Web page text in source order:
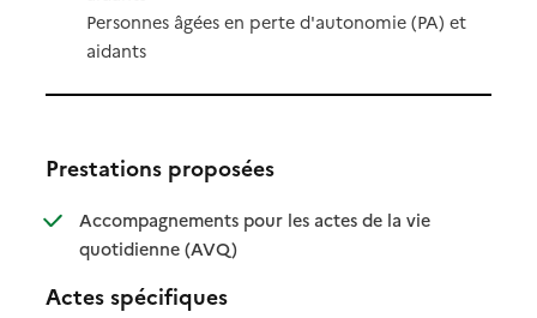
Personnes âgées en perte d'autonomie (PA) et
aidants
Prestations proposées
Accompagnements pour les actes de la vie
quotidienne (AVQ): disponible
: non disponible
Actes spécifiques